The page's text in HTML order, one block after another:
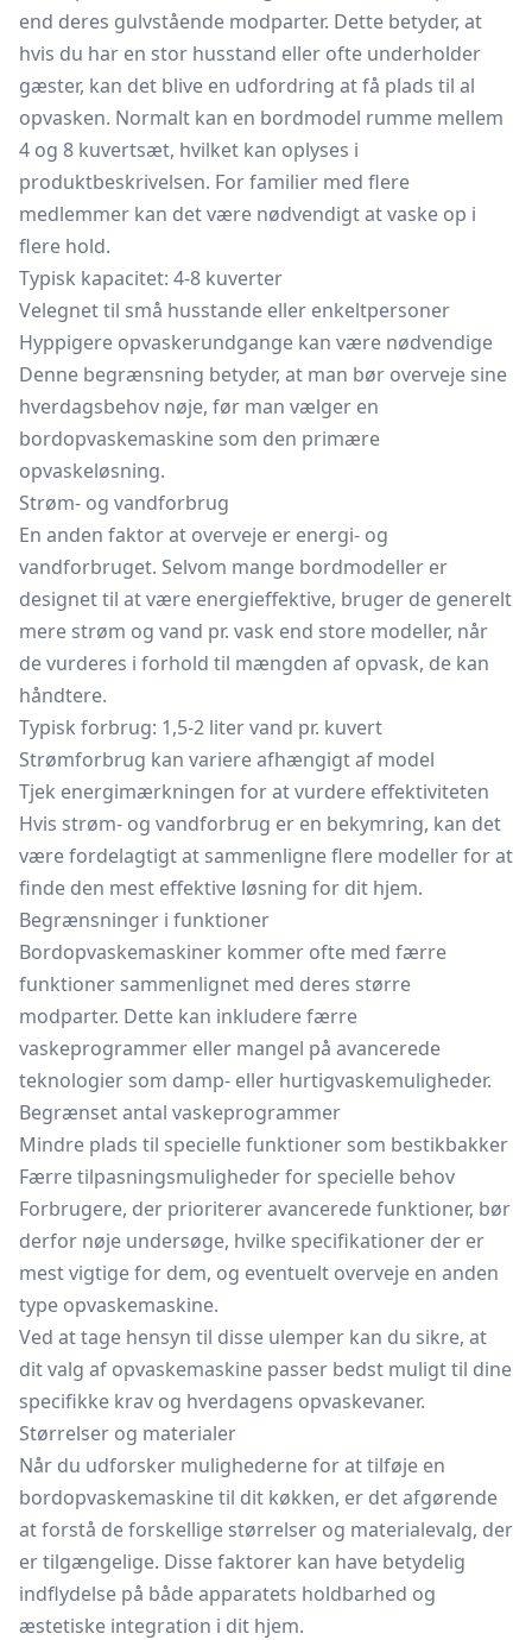
end deres gulvstående modparter. Dette betyder, at
hvis du har en stor husstand eller ofte underholder
gæster, kan det blive en udfordring at få plads til al
opvasken. Normalt kan en bordmodel rumme mellem
4 og 8 kuvertsæt, hvilket kan oplyses i
produktbeskrivelsen. For familier med flere
medlemmer kan det være nødvendigt at vaske op i
flere hold.
Typisk kapacitet: 4-8 kuverter
Velegnet til små husstande eller enkeltpersoner
Hyppigere opvaskerundgange kan være nødvendige
Denne begrænsning betyder, at man bør overveje sine
hverdagsbehov nøje, før man vælger en
bordopvaskemaskine som den primære
opvaskeløsning.
Strøm- og vandforbrug
En anden faktor at overveje er energi- og
vandforbruget. Selvom mange bordmodeller er
designet til at være energieffektive, bruger de generelt
mere strøm og vand pr. vask end store modeller, når
de vurderes i forhold til mængden af opvask, de kan
håndtere.
Typisk forbrug: 1,5-2 liter vand pr. kuvert
Strømforbrug kan variere afhængigt af model
Tjek energimærkningen for at vurdere effektiviteten
Hvis strøm- og vandforbrug er en bekymring, kan det
være fordelagtigt at sammenligne flere modeller for at
finde den mest effektive løsning for dit hjem.
Begrænsninger i funktioner
Bordopvaskemaskiner kommer ofte med færre
funktioner sammenlignet med deres større
modparter. Dette kan inkludere færre
vaskeprogrammer eller mangel på avancerede
teknologier som damp- eller hurtigvaskemuligheder.
Begrænset antal vaskeprogrammer
Mindre plads til specielle funktioner som bestikbakker
Færre tilpasningsmuligheder for specielle behov
Forbrugere, der prioriterer avancerede funktioner, bør
derfor nøje undersøge, hvilke specifikationer der er
mest vigtige for dem, og eventuelt overveje en anden
type opvaskemaskine.
Ved at tage hensyn til disse ulemper kan du sikre, at
dit valg af opvaskemaskine passer bedst muligt til dine
specifikke krav og hverdagens opvaskevaner.
Størrelser og materialer
Når du udforsker mulighederne for at tilføje en
bordopvaskemaskine til dit køkken, er det afgørende
at forstå de forskellige størrelser og materialevalg, der
er tilgængelige. Disse faktorer kan have betydelig
indflydelse på både apparatets holdbarhed og
æstetiske integration i dit hjem.